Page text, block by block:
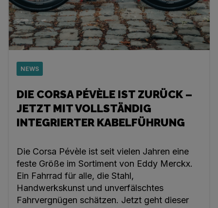
NEWS
DIE CORSA PÉVÈLE IST ZURÜCK –
JETZT MIT VOLLSTÄNDIG
INTEGRIERTER KABELFÜHRUNG
Die Corsa Pévèle ist seit vielen Jahren eine
feste Größe im Sortiment von Eddy Merckx.
Ein Fahrrad für alle, die Stahl,
Handwerkskunst und unverfälschtes
Fahrvergnügen schätzen. Jetzt geht dieser